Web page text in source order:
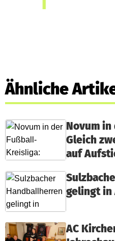
Ähnliche
Novum
Gleich
auf
gelingt in
AC